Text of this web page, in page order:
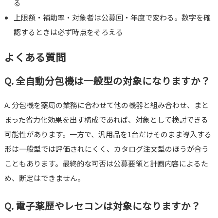
る
上限額・補助率・対象者は公募回・年度で変わる。数字を確
認するときは必ず時点をそろえる
よくある質問
Q. 全自動分包機は一般型の対象になりますか？
A. 分包機を薬局の業務に合わせて他の機器と組み合わせ、まと
まった省力化効果を出す構成であれば、対象として検討できる
可能性があります。一方で、汎用品を1台だけそのまま導入する
形は一般型では評価されにくく、カタログ注文型のほうが合う
こともあります。最終的な可否は公募要領と計画内容によるた
め、断定はできません。
Q. 電子薬歴やレセコンは対象になりますか？